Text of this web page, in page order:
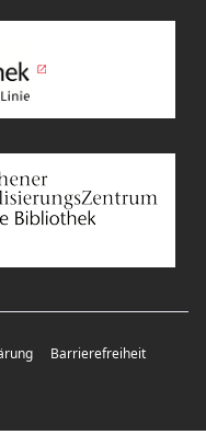
Barrierefreiheit